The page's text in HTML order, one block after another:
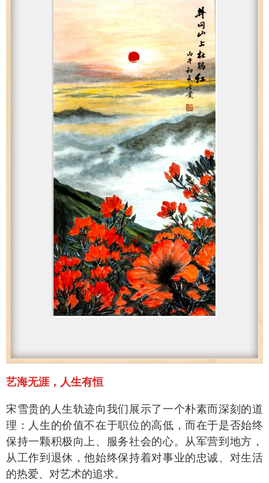
艺海无涯，人生有恒
宋雪贵的人生轨迹向我们展示了一个朴素而深刻的道
理：人生的价值不在于职位的高低，而在于是否始终
保持一颗积极向上、服务社会的心。从军营到地方，
从工作到退休，他始终保持着对事业的忠诚、对生活
的热爱、对艺术的追求。